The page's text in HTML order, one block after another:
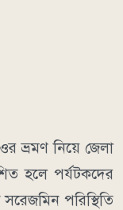
ভ্রমণ নিয়ে জেলা
হলে পর্যটকদের
পরিস্থিতি